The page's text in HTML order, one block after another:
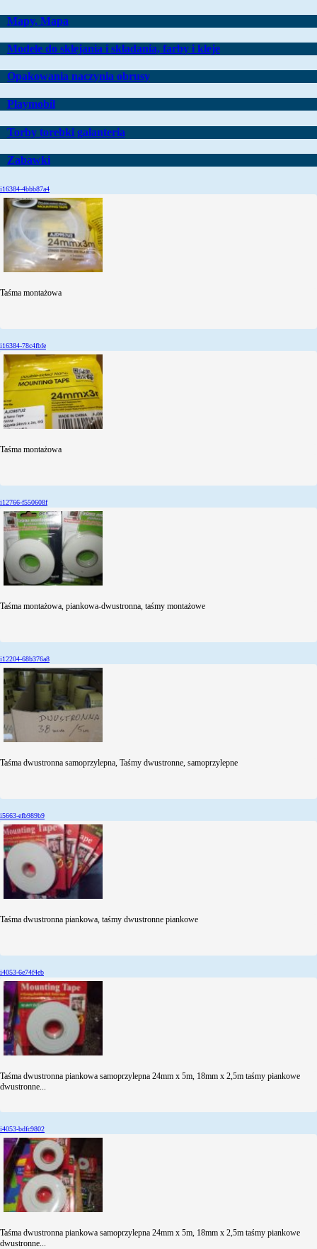
Mapy, Mapa
Modele do sklejania i składania, farby i kleje
Opakowania naczynia obrusy
Playmobil
Torby torebki galanteria
Zabawki
i16384-4bbb87a4
Taśma montażowa
i16384-78c4fbfe
Taśma montażowa
i12766-f550608f
Taśma montażowa, piankowa-dwustronna, taśmy montażowe
i12204-68b376a8
Taśma dwustronna samoprzylepna, Taśmy dwustronne, samoprzylepne
i5663-efb989b9
Taśma dwustronna piankowa, taśmy dwustronne piankowe
i4053-6e74f4eb
Taśma dwustronna piankowa samoprzylepna 24mm x 5m, 18mm x 2,5m taśmy piankowe
dwustronne...
i4053-bdfc9802
Taśma dwustronna piankowa samoprzylepna 24mm x 5m, 18mm x 2,5m taśmy piankowe
dwustronne...